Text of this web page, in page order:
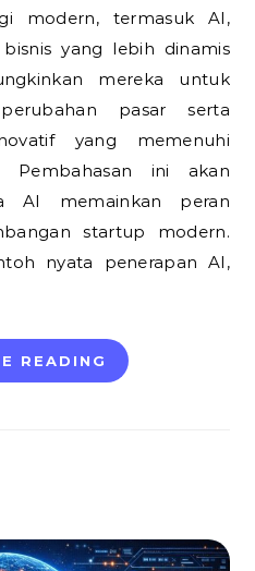
modern, termasuk AI,
yang lebih dinamis
mereka untuk
pasar serta
yang memenuhi
Pembahasan ini akan
AI memainkan peran
startup modern.
nyata penerapan AI,
READING